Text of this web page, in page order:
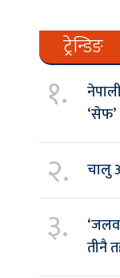
ट्रेन्डिङ
१.
‘सेफ’
२. चालु
३.
तीनै